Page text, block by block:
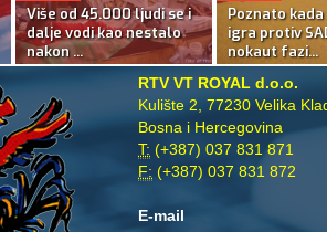
Više od 45.000 ljudi se i
dalje vodi kao nestalo
nakon ...
Poznato kada
igra protiv
nokaut fazi...
RTV VT ROYAL d.o.o.
Kulište 2, 77230 Velika
Bosna i Hercegovina
T: (+387) 037 831 871
F: (+387) 037 831 872
E-mail